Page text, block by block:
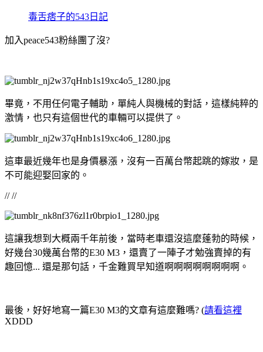
毒舌痞子的543日記
加入peace543粉絲團了沒?
畢竟，不用任何電子輔助，單純人與機械的對話，這樣純粹的
激情，也只有這個世代的車輛可以提供了。
這車最近幾年也是身價暴漲，沒有一百萬台幣起跳的嫁妝，是
不可能迎娶回家的。
// //
這讓我想到大概兩千年前後，當時老車還沒這麼蓬勃的時候，
好幾台30幾萬台幣的E30 M3，還賣了一陣子才勉強賣掉的有
趣回憶... 還是那句話，千金難買早知道啊啊啊啊啊啊啊啊。
最後，好好地寫一篇E30 M3的文章有這麼難嗎? (請看這裡
XDDD